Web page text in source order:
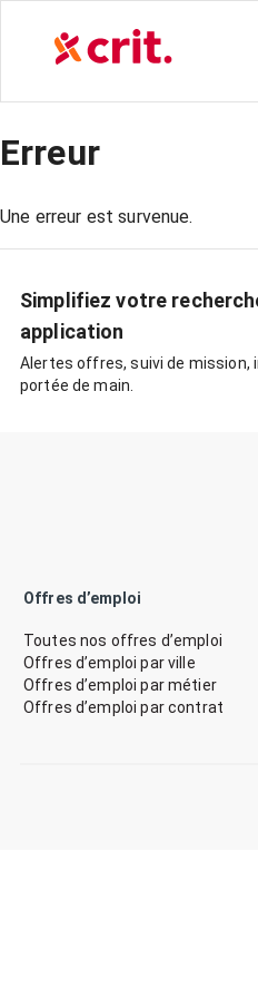
Erreur
Une erreur est survenue.
Simplifiez votre
application
Alertes offres, suivi de
portée de main.
Offres d’emploi
Toutes nos offres d’emploi
Offres d’emploi par ville
Offres d’emploi par métier
Offres d’emploi par contrat